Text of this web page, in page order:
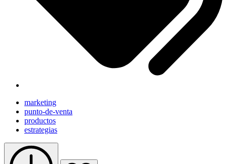
marketing
punto-de-venta
productos
estrategias